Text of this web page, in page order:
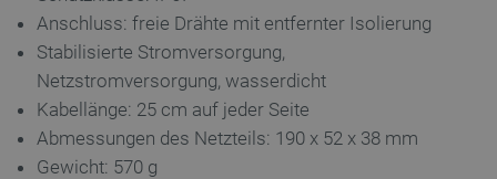
Anschluss: freie Drähte mit entfernter Isolierung
Stabilisierte Stromversorgung,
Netzstromversorgung, wasserdicht
Kabellänge: 25 cm auf jeder Seite
Abmessungen des Netzteils: 190 x 52 x 38 mm
Gewicht: 570 g